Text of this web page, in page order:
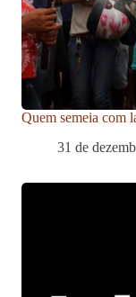
Quem semeia com
31 de